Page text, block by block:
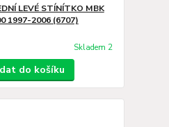
LEVÉ STÍNÍTKO MBK
1997-2006 (6707)
Skladem 2
do košíku